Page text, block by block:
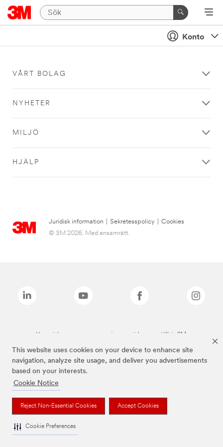
This website uses cookies on your device to enhance site
navigation, analyze site usage, and deliver you advertisements
based on your interests.
Cookie Notice
Reject Non-Essential Cookies Accept Cookies
Cookie Preferences
Konto
VÅRT BOLAG
NYHETER
MILJÖ
HJÄLP
Juridisk information Sekretesspolicy
Cookies
© 3M 2026. Med ensamrätt.
Varumärken som anges ovan är varumärken som tillhör 3M.